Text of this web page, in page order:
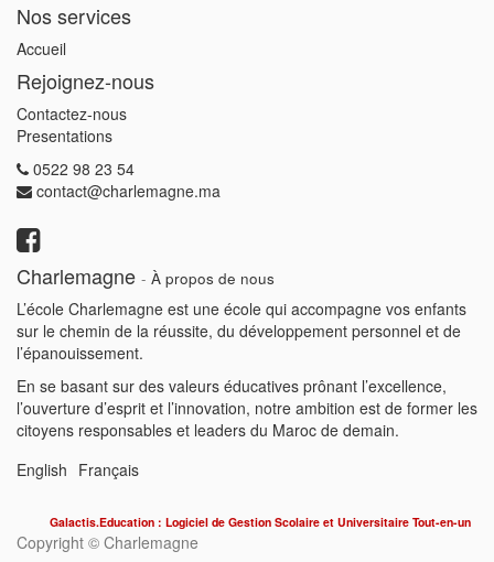
Nos services
Accueil
Rejoignez-nous
Contactez-nous
Presentations
0522 98 23 54
contact@charlemagne.ma
Charlemagne - À propos de nous
L’école Charlemagne est une école qui accompagne vos enfants
sur le chemin de la réussite, du développement personnel et de
l’épanouissement.
En se basant sur des valeurs éducatives prônant l’excellence,
l’ouverture d’esprit et l’innovation, notre ambition est de former les
citoyens responsables et leaders du Maroc de demain.
English Français
Galactis.Education : Logiciel de Gestion Scolaire et Universitaire Tout-en-un
Copyright © Charlemagne